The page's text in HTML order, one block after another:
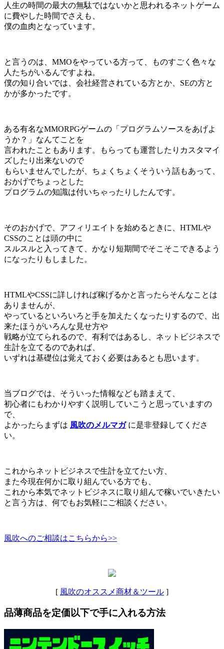
人生の時間の最大の無駄ではないかと思われるネットゲーム
に費やした時間でさえも、
僕の血肉となっています。
と言うのは、MMOをやっている方って、ものすごく色々な
人たちがいるんですよね。
僕の知り合いでは、会社経営されている方とか、SEの方と
かが多かったです。
ある有名なMMORPGゲームの「プログラムソースをあげよ
うか？」なんてことを
言われたこともあります。もらっても運営したりカスタマイ
ズしたり出来ないので
もらいませんでしたが、ちょくちょくそういう話もあって、
おかげでちょっとした
プログラムの知識は付いちゃったりしたんです。
そのおかげで、アフィリエイトを始めるときに、HTMLや
CSSのことは頭の中に
スルスルと入ってきて、かなり短期間でそこそこできるよう
になったりもしました。
HTMLやCSSに詳しければ稼げるかと言ったらそんなことは
ありませんが、
やっているといろいろと手を加えたくなったりするので、出
来たほうがいろんな見せ方や
戦略が立てられるので、有利ではあるし、ネットビジネスで
生計を立てるのであれば、
いずれは基礎位は覚えておく必要はあるとも思います。
当ブログでは、そういった情報なども踏まえて、
初心者にもわかりやすく説明していこうと思っていますの
で、
よかったらまずは 風吹のメルマガに是非登録してくださ
い。
これからネットビジネスで生計を立てたい方、
また今現在何かに取り組んでいる方でも、
これから本気でネットビジネスに取り組んで稼いでいきたい
と言う方は、何でもお気軽にご相談ください。
風吹へのご相談はこちらから>>
[ 風吹のオススメ商材＆ツール ]
品薄商品を定価以下で手に入れる方法